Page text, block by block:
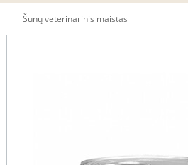
Šunų veterinarinis maistas